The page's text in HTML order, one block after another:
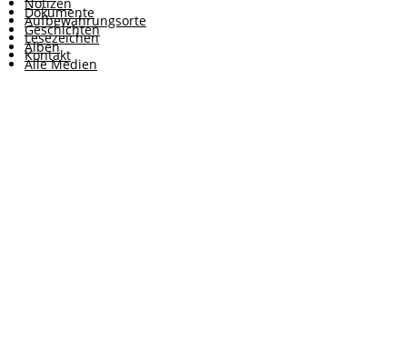
Dokumente
Geschichten
Alben
Alle Medien
Aufbewahrungsorte
Lesezeichen
Kontakt